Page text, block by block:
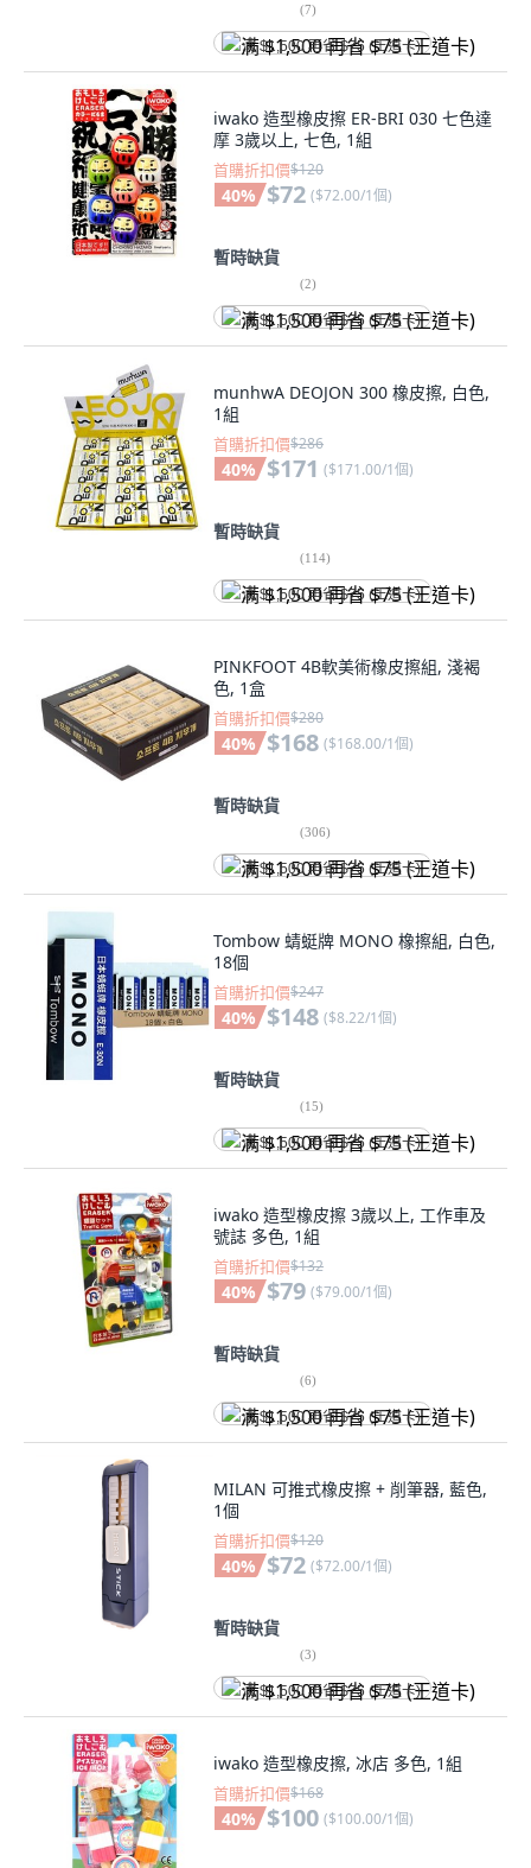
(7)
满 $1,500 再省 $75 (王道卡)
iwako 造型橡皮擦 ER-BRI 030 七色達
摩 3歲以上, 七色, 1組
首購折扣價$120
40% $72 ($72.00/1個)
暫時缺貨
(2)
满 $1,500 再省 $75 (王道卡)
munhwA DEOJON 300 橡皮擦, 白色,
1組
首購折扣價$286
40% $171 ($171.00/1個)
暫時缺貨
(114)
满 $1,500 再省 $75 (王道卡)
PINKFOOT 4B軟美術橡皮擦組, 淺褐
色, 1盒
首購折扣價$280
40% $168 ($168.00/1個)
暫時缺貨
(306)
满 $1,500 再省 $75 (王道卡)
Tombow 蜻蜓牌 MONO 橡擦組, 白色,
18個
首購折扣價$247
40% $148 ($8.22/1個)
暫時缺貨
(15)
满 $1,500 再省 $75 (王道卡)
iwako 造型橡皮擦 3歲以上, 工作車及
號誌 多色, 1組
首購折扣價$132
40% $79 ($79.00/1個)
暫時缺貨
(6)
满 $1,500 再省 $75 (王道卡)
MILAN 可推式橡皮擦 + 削筆器, 藍色,
1個
首購折扣價$120
40% $72 ($72.00/1個)
暫時缺貨
(3)
满 $1,500 再省 $75 (王道卡)
iwako 造型橡皮擦, 冰店 多色, 1組
首購折扣價$168
40% $100 ($100.00/1個)